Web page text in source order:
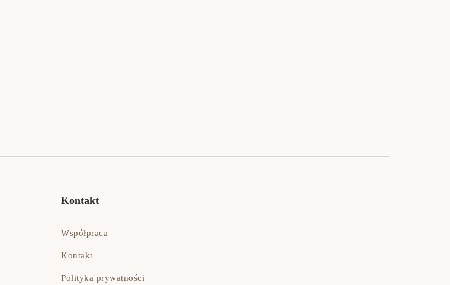
Kontakt
Współpraca
Kontakt
Polityka prywatności